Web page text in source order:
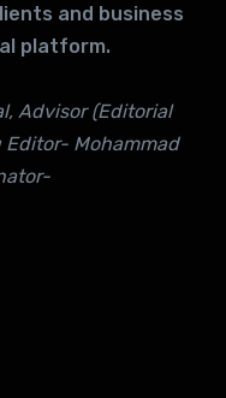
and business
platform.
Advisor (Editorial
Editor- Mohammad